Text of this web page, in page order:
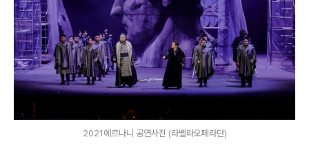
2021에르나니 공연사진 (라벨라오페라단)